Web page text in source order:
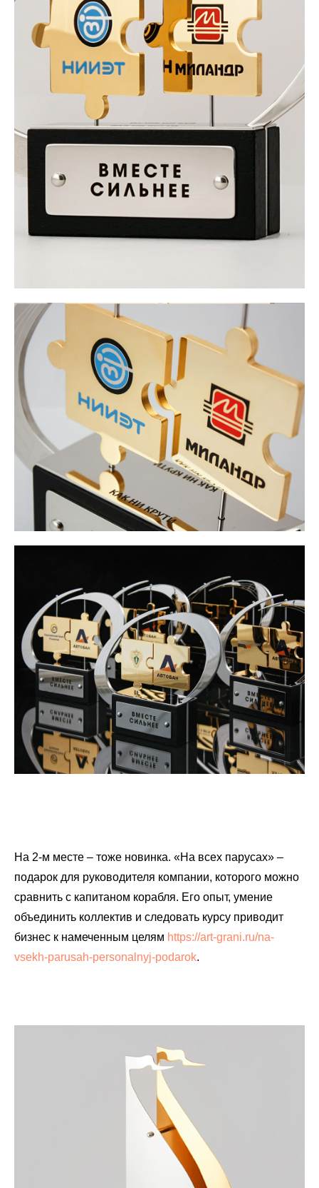
На 2-м месте – тоже новинка. «На всех парусах» –
подарок для руководителя компании, которого можно
сравнить с капитаном корабля. Его опыт, умение
объединить коллектив и следовать курсу приводит
бизнес к намеченным целям https://art-grani.ru/na-
vsekh-parusah-personalnyj-podarok.